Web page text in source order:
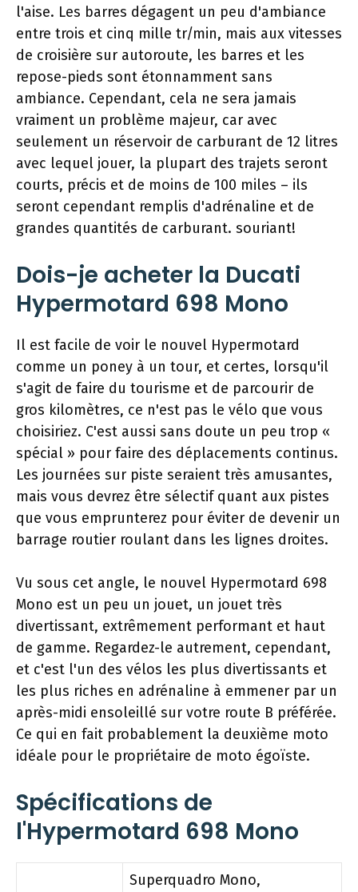
l'aise. Les barres dégagent un peu d'ambiance
entre trois et cinq mille tr/min, mais aux vitesses
de croisière sur autoroute, les barres et les
repose-pieds sont étonnamment sans
ambiance. Cependant, cela ne sera jamais
vraiment un problème majeur, car avec
seulement un réservoir de carburant de 12 litres
avec lequel jouer, la plupart des trajets seront
courts, précis et de moins de 100 miles – ils
seront cependant remplis d'adrénaline et de
grandes quantités de carburant. souriant!
Dois-je acheter la Ducati
Hypermotard 698 Mono
Il est facile de voir le nouvel Hypermotard
comme un poney à un tour, et certes, lorsqu'il
s'agit de faire du tourisme et de parcourir de
gros kilomètres, ce n'est pas le vélo que vous
choisiriez. C'est aussi sans doute un peu trop «
spécial » pour faire des déplacements continus.
Les journées sur piste seraient très amusantes,
mais vous devrez être sélectif quant aux pistes
que vous emprunterez pour éviter de devenir un
barrage routier roulant dans les lignes droites.
Vu sous cet angle, le nouvel Hypermotard 698
Mono est un peu un jouet, un jouet très
divertissant, extrêmement performant et haut
de gamme. Regardez-le autrement, cependant,
et c'est l'un des vélos les plus divertissants et
les plus riches en adrénaline à emmener par un
après-midi ensoleillé sur votre route B préférée.
Ce qui en fait probablement la deuxième moto
idéale pour le propriétaire de moto égoïste.
Spécifications de
l'Hypermotard 698 Mono
Superquadro Mono,